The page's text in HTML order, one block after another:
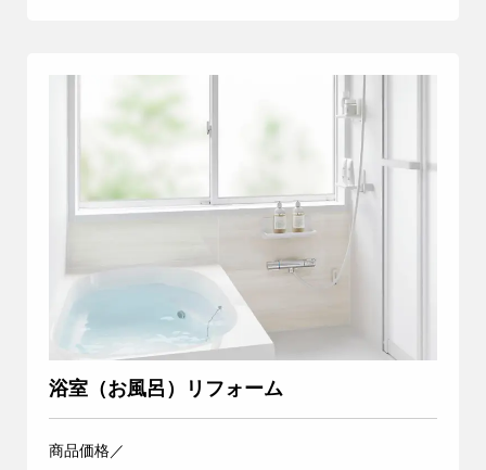
浴室（お風呂）リフォーム
商品価格／
ブログ・コラム スタッフ紹介
リフォーム・
リノベーション